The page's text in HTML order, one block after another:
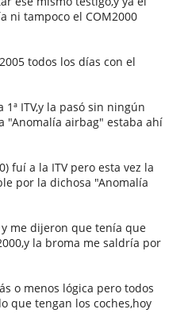
ni tampoco el COM2000
todos los días con el
ITV,y la pasó sin ningún
"Anomalía airbag" estaba ahí
fuí a la ITV pero esta vez la
por la dichosa "Anomalía
y me dijeron que tenía que
la broma me saldría por
o menos lógica pero todos
que tengan los coches,hoy